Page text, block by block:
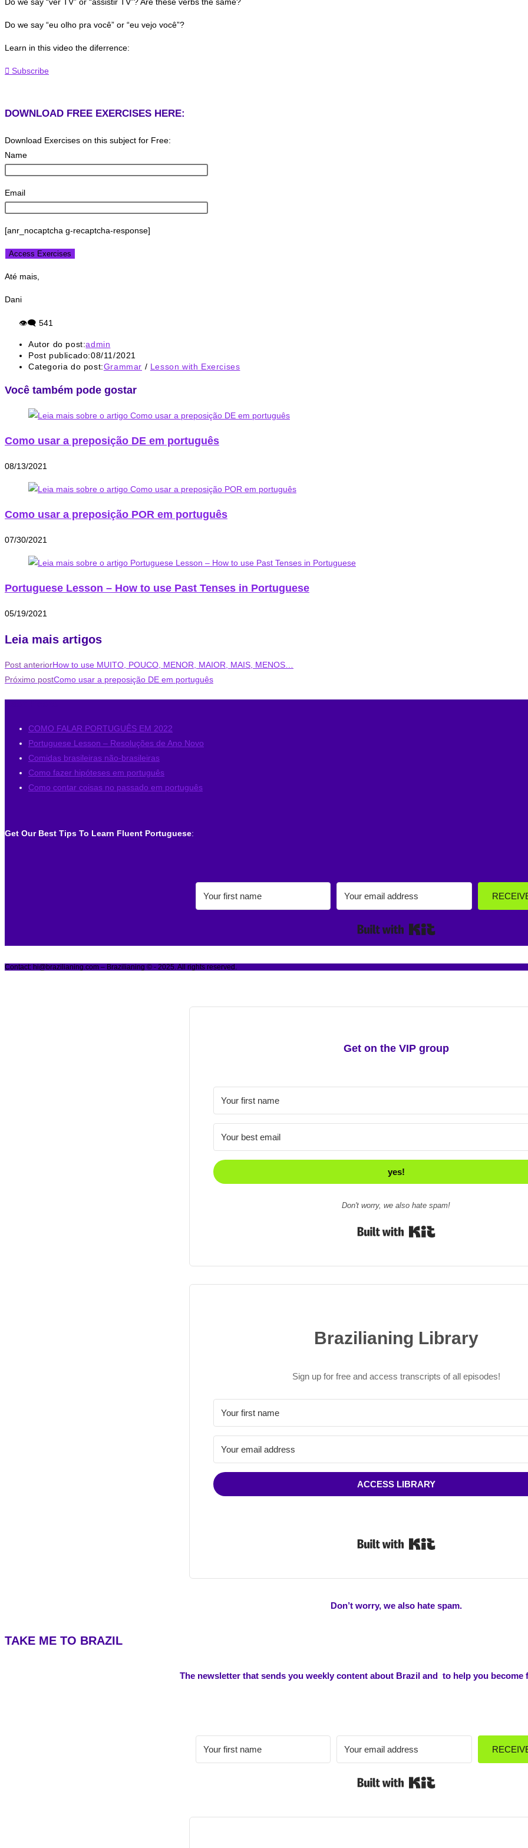
Do we say “eu olho pra você” or “eu vejo você”?
Learn in this video the diferrence:
Subscribe
DOWNLOAD FREE EXERCISES HERE:
Download Exercises on this subject for Free:
Name
Email
[anr_nocaptcha g-recaptcha-response]
Até mais,
Dani
👁‍🗨 541
Autor do post:admin
Post publicado:08/11/2021
Categoria do post:Grammar / Lesson with Exercises
Você também pode gostar
Como usar a preposição DE em português
08/13/2021
Como usar a preposição POR em português
07/30/2021
Portuguese Lesson – How to use Past Tenses in Portuguese
05/19/2021
Leia mais artigos
Post anteriorHow to use MUITO, POUCO, MENOR, MAIOR, MAIS, MENOS…
Próximo postComo usar a preposição DE em português
COMO FALAR PORTUGUÊS EM 2022
Portuguese Lesson – Resoluções de Ano Novo
Comidas brasileiras não-brasileiras
Como fazer hipóteses em português
Como contar coisas no passado em português
Get Our Best Tips To Learn Fluent Portuguese:
Contact: hi@brazilianing.com – Brazilianing © - 2025. All rights reserved.
Get on the VIP group
yes!
Don't worry, we also hate spam!
Brazilianing Library
Sign up for free and access transcripts of all episodes!
ACCESS LIBRARY
Don’t worry, we also hate spam.
TAKE ME TO BRAZIL
The newsletter that sends you weekly content about Brazil and to help you become